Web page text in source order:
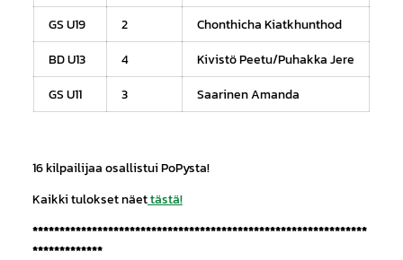
GS U19
2
Chonthicha Kiatkhunthod
BD U13
4
Kivistö Peetu/Puhakka Jere
GS U11
3 Saarinen Amanda
16 kilpailijaa osallistui PoPysta!
Kaikki tulokset näettästä!
**************************************************************
*************